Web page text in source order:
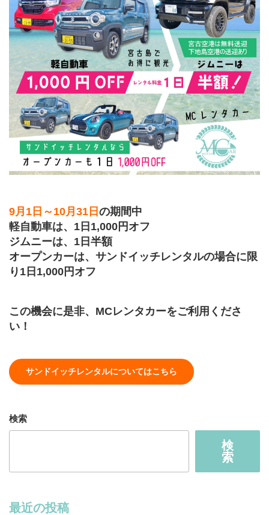
9月1日～10月31日 の期間中
軽自動車は、1日1,000円オフ
ジムニーは、1日半額
オープンカーは、サンドイッチレンタルの場合に限
り1日1,000円オフ
この機会に是非、MCレンタカーをご利用くださ
い！
サンドイッチレンタルについてはこちら
検索
検
索
最近の投稿